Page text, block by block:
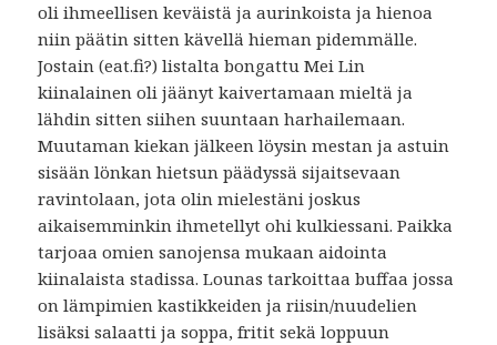
oli ihmeellisen keväistä ja aurinkoista ja hienoa
niin päätin sitten kävellä hieman pidemmälle.
Jostain (eat.fi?) listalta bongattu Mei Lin
kiinalainen oli jäänyt kaivertamaan mieltä ja
lähdin sitten siihen suuntaan harhailemaan.
Muutaman kiekan jälkeen löysin mestan ja astuin
sisään lönkan hietsun päädyssä sijaitsevaan
ravintolaan, jota olin mielestäni joskus
aikaisemminkin ihmetellyt ohi kulkiessani. Paikka
tarjoaa omien sanojensa mukaan aidointa
kiinalaista stadissa. Lounas tarkoittaa buffaa jossa
on lämpimien kastikkeiden ja riisin/nuudelien
lisäksi salaatti ja soppa, fritit sekä loppuun